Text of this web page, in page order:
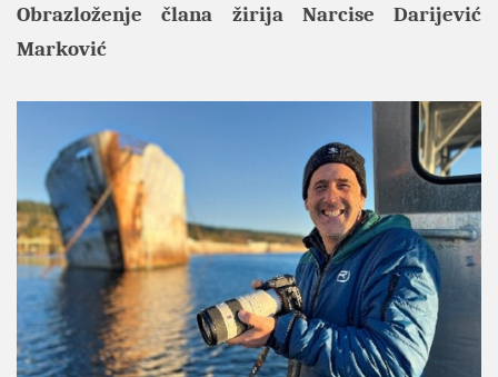
Obrazloženje člana žirija Narcise Darijević
Marković